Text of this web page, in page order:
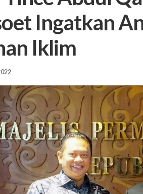
Ingatkan
Iklim